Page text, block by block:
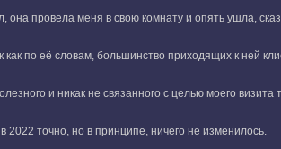
она провела меня в свою комнату и опять ушла,
как по её словам, большинство приходящих к ней
и никак не связанного с целью моего визита
2022 точно, но в принципе, ничего не изменилось.